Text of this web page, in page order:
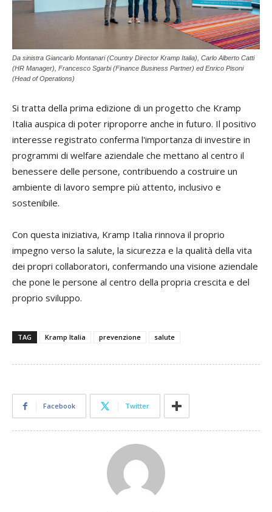
Da sinistra Giancarlo Montanari (Country Director Kramp Italia), Carlo Alberto Catti
(HR Manager), Francesco Sgarbi (Finance Business Partner) ed Enrico Pisoni
(Head of Operations)
Si tratta della prima edizione di un progetto che Kramp
Italia auspica di poter riproporre anche in futuro. Il positivo
interesse registrato conferma l'importanza di investire in
programmi di welfare aziendale che mettano al centro il
benessere delle persone, contribuendo a costruire un
ambiente di lavoro sempre più attento, inclusivo e
sostenibile.
Con questa iniziativa, Kramp Italia rinnova il proprio
impegno verso la salute, la sicurezza e la qualità della vita
dei propri collaboratori, confermando una visione aziendale
che pone le persone al centro della propria crescita e del
proprio sviluppo.
TAG Kramp Italia prevenzione salute
Facebook Twitter